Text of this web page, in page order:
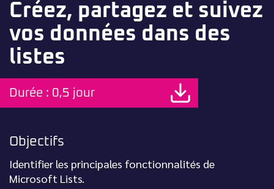
Créez, partagez et suivez
vos données dans des
listes
Durée : 0,5 jour
Objectifs
Identifier les principales fonctionnalités de
Microsoft Lists.